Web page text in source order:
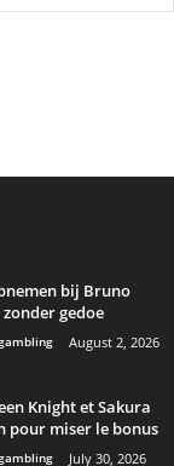
bij Bruno
gedoe
August 2, 2026
Knight et Sakura
pour miser le bonus
July 30, 2026